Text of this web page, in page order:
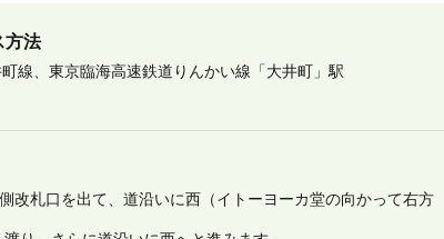
方法
線、東京臨海高速鉄道りんかい線「大井町」駅
改札口を出て、道沿いに西（イトーヨーカ堂の向かって右方